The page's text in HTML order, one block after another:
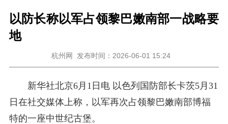
以防长称以军占领黎巴嫩南部一战略要
地
杭州网 发布时间：2026-06-01 15:24
新华社北京6月1日电 以色列国防部长卡茨5月31
日在社交媒体上称，以军再次占领黎巴嫩南部博福
特的一座中世纪古堡。